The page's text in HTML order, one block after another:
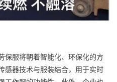
保服将朝着智能化、环保化的方
感器技术与服装结合，用于实时